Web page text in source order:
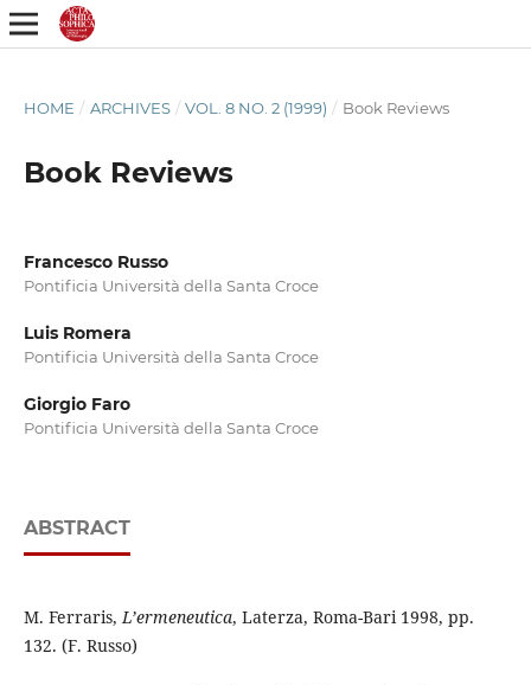
HOME / ARCHIVES / VOL. 8 NO. 2 (1999) / Book Reviews
Book Reviews
Francesco Russo
Pontificia Università della Santa Croce
Luis Romera
Pontificia Università della Santa Croce
Giorgio Faro
Pontificia Università della Santa Croce
ABSTRACT
M. Ferraris,L’ermeneutica, Laterza, Roma-Bari 1998, pp.
132. (F. Russo)